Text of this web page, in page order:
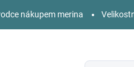
nákupem merina